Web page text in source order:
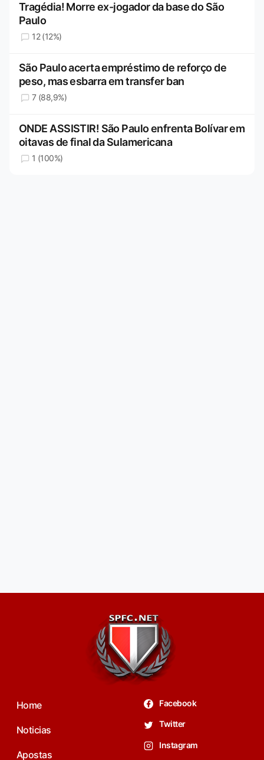
Tragédia! Morre ex-jogador da base do São
Paulo
12 (12%)
São Paulo acerta empréstimo de reforço de
peso, mas esbarra em transfer ban
7 (88,9%)
ONDE ASSISTIR! São Paulo enfrenta Bolívar em
oitavas de final da Sulamericana
1 (100%)
Home
Noticias
Apostas
Facebook
Twitter
Instagram